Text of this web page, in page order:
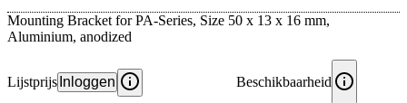
Mounting Bracket for PA-Series, Size 50 x 13 x 16 mm,
Aluminium, anodized
Lijstprijs Inloggen Beschikbaarheid